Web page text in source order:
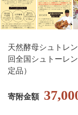
天然酵母シュトレ
回全国シュトーレ
定品）
寄附金額